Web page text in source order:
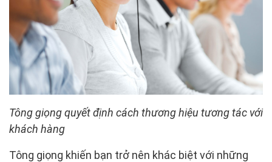
Tông giọng quyết định cách thương hiệu tương tác với
khách hàng
Tông giọng khiến bạn trở nên khác biệt với những